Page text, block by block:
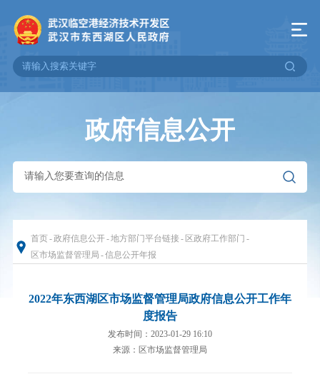
政府信息公开
首页-政府信息公开-地方部门平台链接- 区政府工作部门 -
区市场监督管理局 -信息公开年报
2022年东西湖区市场监督管理局政府信息公开工作年
度报告
发布时间：2023-01-29 16:10
来源：区市场监督管理局